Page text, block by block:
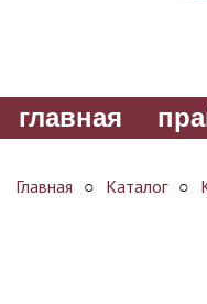
главная
Главная ○ Каталог ○